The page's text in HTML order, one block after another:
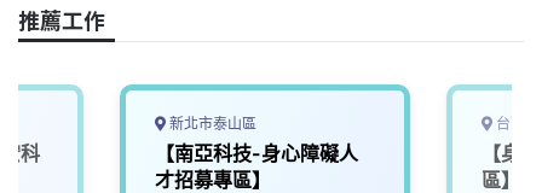
o
k
n
k
推薦工作
科
新北市泰山區
【南亞科技-身心障礙人
才招募專區】
台南
【身
區】